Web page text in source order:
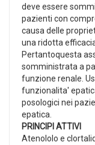
deve essere
pazienti con
causa delle
una ridotta
Pertantoquesta
somministrata a
funzione renale.
funzionalita'
posologici nei
epatica.
PRINCIPI ATTIVI
Atenololo e